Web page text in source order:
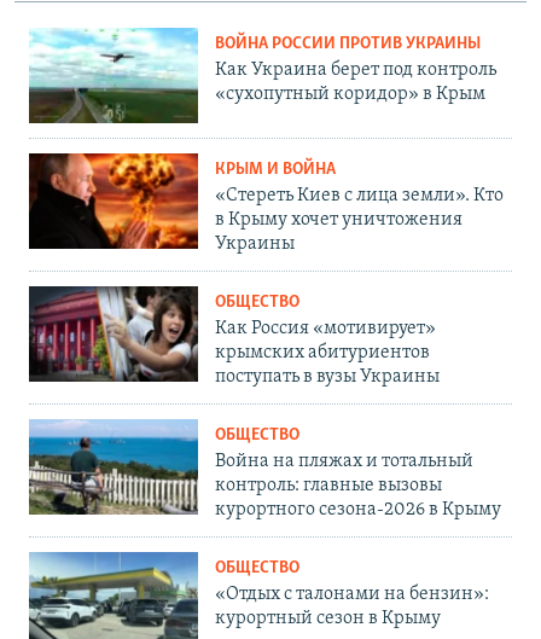
ВОЙНА РОССИИ ПРОТИВ УКРАИНЫ
Как Украина берет под контроль
«сухопутный коридор» в Крым
КРЫМ И ВОЙНА
«Стереть Киев с лица земли». Кто
в Крыму хочет уничтожения
Украины
ОБЩЕСТВО
Как Россия «мотивирует»
крымских абитуриентов
поступать в вузы Украины
ОБЩЕСТВО
Война на пляжах и тотальный
контроль: главные вызовы
курортного сезона-2026 в Крыму
ОБЩЕСТВО
«Отдых с талонами на бензин»:
курортный сезон в Крыму